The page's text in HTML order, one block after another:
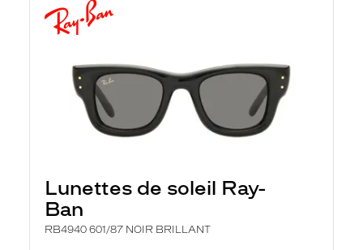
Lunettes de soleil Ray-
Ban
RB4940 601/87 NOIR BRILLANT